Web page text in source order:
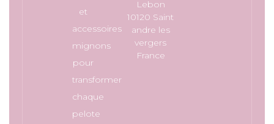
et
accessoires
mignons
pour
transformer
chaque
pelote
Lebon
10120 Saint
andre les
vergers
France